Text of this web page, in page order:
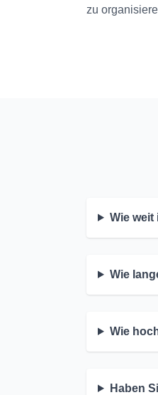
zu
Wie
Wie
Wie
Haben